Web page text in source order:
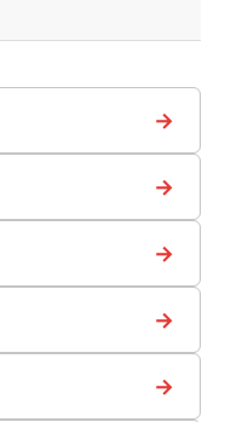
→
→
→
→
→